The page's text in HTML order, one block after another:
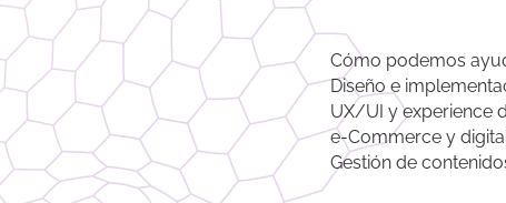
Cómo podemos
Diseño e
UX/UI y experience
e-Commerce y
Gestión de